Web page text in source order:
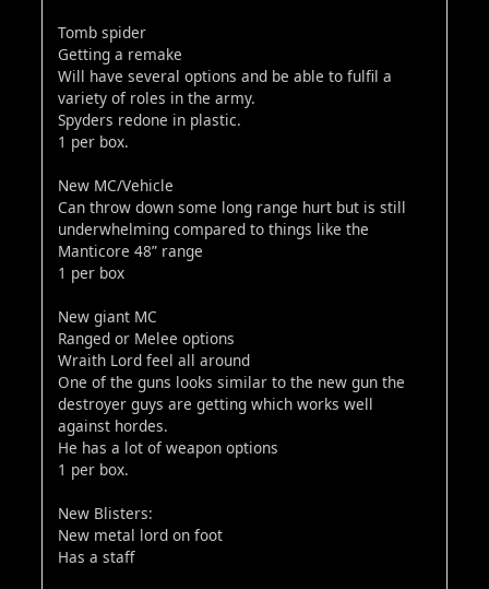
Tomb spider
Getting a remake
Will have several options and be able to fulfil a
variety of roles in the army.
Spyders redone in plastic.
1 per box.
New MC/Vehicle
Can throw down some long range hurt but is still
underwhelming compared to things like the
Manticore 48” range
1 per box
New giant MC
Ranged or Melee options
Wraith Lord feel all around
One of the guns looks similar to the new gun the
destroyer guys are getting which works well
against hordes.
He has a lot of weapon options
1 per box.
New Blisters:
New metal lord on foot
Has a staff